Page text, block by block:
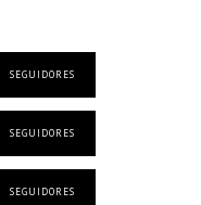
SEGUIDORES
SEGUIDORES
SEGUIDORES